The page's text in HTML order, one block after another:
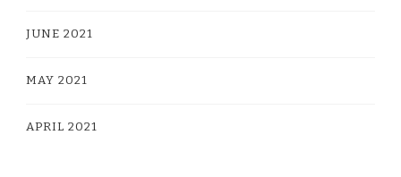
JUNE 2021
MAY 2021
APRIL 2021